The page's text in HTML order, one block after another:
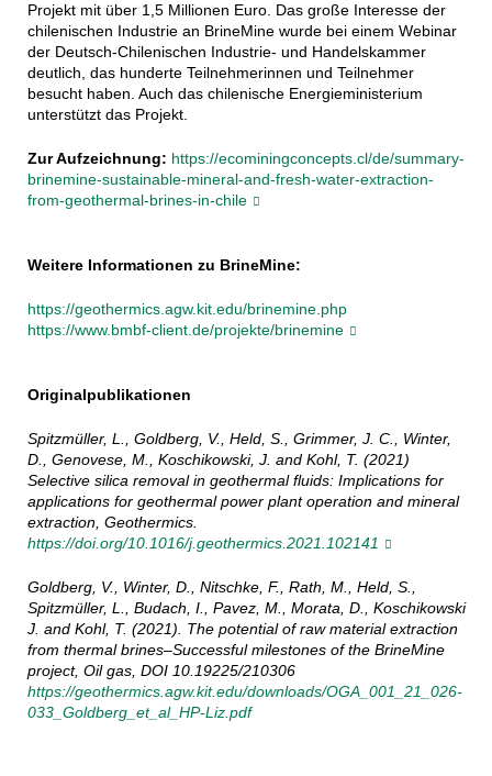
Projekt mit über 1,5 Millionen Euro. Das große Interesse der
chilenischen Industrie an BrineMine wurde bei einem Webinar
der Deutsch-Chilenischen Industrie- und Handelskammer
deutlich, das hunderte Teilnehmerinnen und Teilnehmer
besucht haben. Auch das chilenische Energieministerium
unterstützt das Projekt.
Zur Aufzeichnung: https://ecominingconcepts.cl/de/summary-
brinemine-sustainable-mineral-and-fresh-water-extraction-
from-geothermal-brines-in-chile
Weitere Informationen zu BrineMine:
https://geothermics.agw.kit.edu/brinemine.php
https://www.bmbf-client.de/projekte/brinemine
Originalpublikationen
Spitzmüller, L., Goldberg, V., Held, S., Grimmer, J. C., Winter,
D., Genovese, M., Koschikowski, J. and Kohl, T. (2021)
Selective silica removal in geothermal fluids: Implications for
applications for geothermal power plant operation and mineral
extraction, Geothermics.
https://doi.org/10.1016/j.geothermics.2021.102141
Goldberg, V., Winter, D., Nitschke, F., Rath, M., Held, S.,
Spitzmüller, L., Budach, I., Pavez, M., Morata, D., Koschikowski
J. and Kohl, T. (2021). The potential of raw material extraction
from thermal brines–Successful milestones of the BrineMine
project, Oil gas, DOI 10.19225/210306
https://geothermics.agw.kit.edu/downloads/OGA_001_21_026-
033_Goldberg_et_al_HP-Liz.pdf